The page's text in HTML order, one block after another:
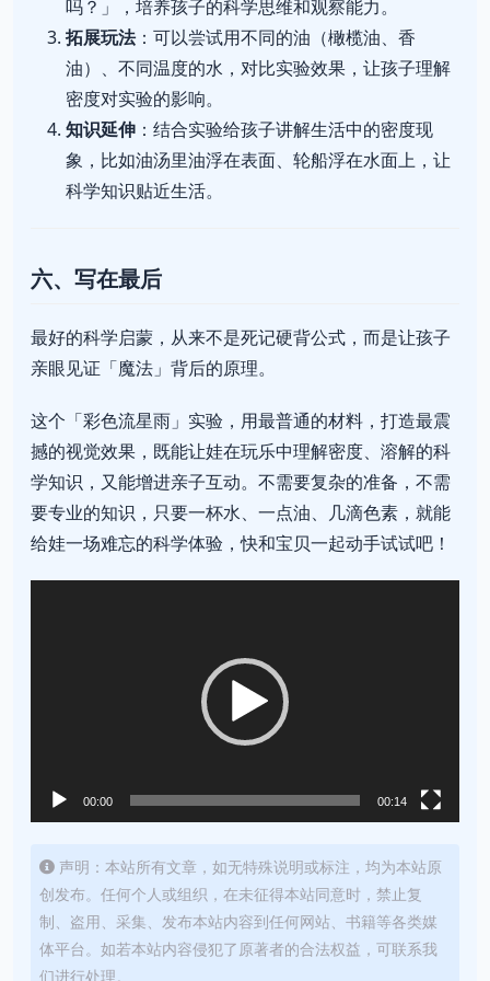
吗？」，培养孩子的科学思维和观察能力。
拓展玩法：可以尝试用不同的油（橄榄油、香
油）、不同温度的水，对比实验效果，让孩子理解
密度对实验的影响。
知识延伸 ：结合实验给孩子讲解生活中的密度现
象，比如油汤里油浮在表面、轮船浮在水面上，让
科学知识贴近生活。
六、写在最后
最好的科学启蒙，从来不是死记硬背公式，而是让孩子
亲眼见证「魔法」背后的原理。
这个「彩色流星雨」实验，用最普通的材料，打造最震
撼的视觉效果，既能让娃在玩乐中理解密度、溶解的科
学知识，又能增进亲子互动。不需要复杂的准备，不需
要专业的知识，只要一杯水、一点油、几滴色素，就能
给娃一场难忘的科学体验，快和宝贝一起动手试试吧！
00:00 00:14
声明：本站所有文章，如无特殊说明或标注，均为本站原
创发布。任何个人或组织，在未征得本站同意时，禁止复
制、盗用、采集、发布本站内容到任何网站、书籍等各类媒
体平台。如若本站内容侵犯了原著者的合法权益，可联系我
们进行处理。